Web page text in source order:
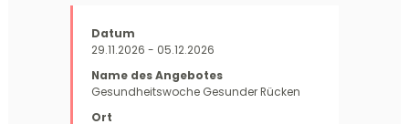
29.11.2026 - 05.12.2026
Gesundheitswoche Gesunder Rücken